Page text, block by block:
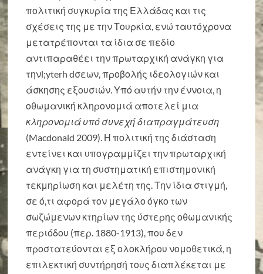
πολιτική συγκυρία της Ελλάδας και τις
σχέσεις της με την Τουρκία, ενώ ταυτόχρονα
μετατρέπονται τα ίδια σε πεδίο
αντιπαραθέει την πρωταρχική ανάγκη για
τηνl;yterh dσεων, προβολής ιδεολογιών και
άσκησης εξουσιών. Υπό αυτήν την έννοια, η
οθωμανική κληρονομιά αποτελεί μια
κληρονομιά υπό συνεχή διαπραγμάτευση
(Macdonald 2009). Η πολιτική της διάσταση
εντείνει και υπογραμμίζει την πρωταρχική
ανάγκη για τη συστηματική επιστημονική
τεκμηρίωση και μελέτη της. Την ίδια στιγμή,
σε ό,τι αφορά τον μεγάλο όγκο των
σωζώμενων κτηρίων της ύστερης οθωμανικής
περιόδου (περ. 1880-1913), που δεν
προστατεύονται εξ ολοκλήρου νομοθετικά, η
επιλεκτική συντήρησή τους διαπλέκεται με